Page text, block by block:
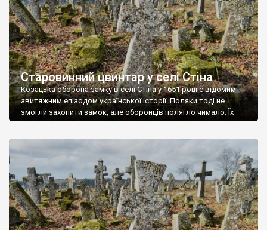
Старовинний цвинтар у селі Стіна
Козацька оборона замку в селі Стіна у 1651 році є відомим
звитяжним епізодом української історії. Поляки тоді не
змогли захопити замок, але оборонців полягло чимало. Їх
поховали на цвинтарі, який тоді називався Замковим. Нині на
ньому чимало хрестів 19 століття, є такі, де епітафії стер […]